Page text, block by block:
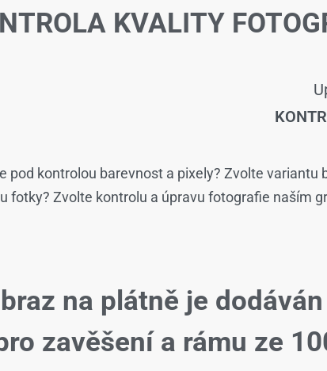
KVALITY
pod kontrolou barevnost a pixely? Zvolte variantu
fotky? Zvolte kontrolu a úpravu fotografie naším
na plátně je dodáván
zavěšení a rámu ze